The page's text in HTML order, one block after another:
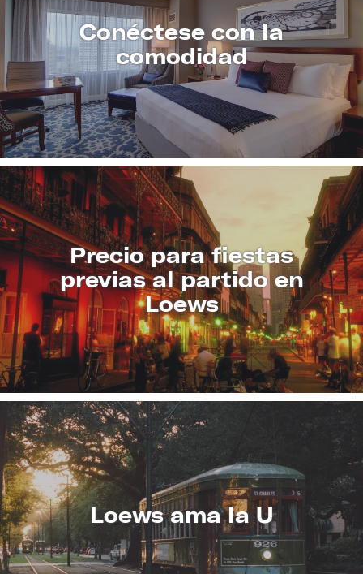
Conéctese con la
comodidad
CONOZCA
MÁS
Precio para fiestas
previas al partido en
Loews
CONOZCA
MÁS
Loews ama la U
CONOZCA
MÁS